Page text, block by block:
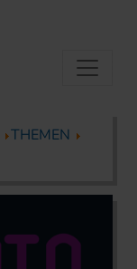
THEMEN